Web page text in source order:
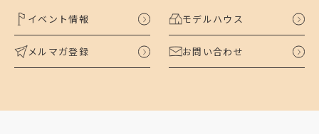
イベント情報 モデルハウス
メルマガ登録 お問い合わせ